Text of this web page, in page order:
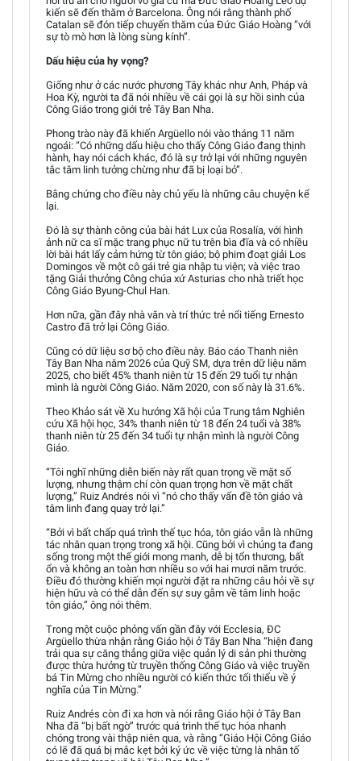
kiến sẽ đến thăm ở Barcelona. Ông nói rằng thành phố
Catalan sẽ đón tiếp chuyến thăm của Đức Giáo Hoàng “với
sự tò mò hơn là lòng sùng kính”.
Dấu hiệu của hy vọng?
Giống như ở các nước phương Tây khác như Anh, Pháp và
Hoa Kỳ, người ta đã nói nhiều về cái gọi là sự hồi sinh của
Công Giáo trong giới trẻ Tây Ban Nha.
Phong trào này đã khiến Argüello nói vào tháng 11 năm
ngoái: “Có những dấu hiệu cho thấy Công Giáo đang thịnh
hành, hay nói cách khác, đó là sự trở lại với những nguyên
tắc tâm linh tưởng chừng như đã bị loại bỏ”.
Bằng chứng cho điều này chủ yếu là những câu chuyện kể
lại.
Đó là sự thành công của bài hát Lux của Rosalía, với hình
ảnh nữ ca sĩ mặc trang phục nữ tu trên bìa đĩa và có nhiều
lời bài hát lấy cảm hứng từ tôn giáo; bộ phim đoạt giải Los
Domingos về một cô gái trẻ gia nhập tu viện; và việc trao
tặng Giải thưởng Công chúa xứ Asturias cho nhà triết học
Công Giáo Byung-Chul Han.
Hơn nữa, gần đây nhà văn và trí thức trẻ nổi tiếng Ernesto
Castro đã trở lại Công Giáo.
Cũng có dữ liệu sơ bộ cho điều này. Báo cáo Thanh niên
Tây Ban Nha năm 2026 của Quỹ SM, dựa trên dữ liệu năm
2025, cho biết 45% thanh niên từ 15 đến 29 tuổi tự nhận
mình là người Công Giáo. Năm 2020, con số này là 31.6%.
Theo Khảo sát về Xu hướng Xã hội của Trung tâm Nghiên
cứu Xã hội học, 34% thanh niên từ 18 đến 24 tuổi và 38%
thanh niên từ 25 đến 34 tuổi tự nhận mình là người Công
Giáo.
“Tôi nghĩ những diễn biến này rất quan trọng về mặt số
lượng, nhưng thậm chí còn quan trọng hơn về mặt chất
lượng,” Ruiz Andrés nói vì “nó cho thấy vấn đề tôn giáo và
tâm linh đang quay trở lại.”
“Bởi vì bất chấp quá trình thế tục hóa, tôn giáo vẫn là những
tác nhân quan trọng trong xã hội. Cũng bởi vì chúng ta đang
sống trong một thế giới mong manh, dễ bị tổn thương, bất
ổn và không an toàn hơn nhiều so với hai mươi năm trước.
Điều đó thường khiến mọi người đặt ra những câu hỏi về sự
hiện hữu và có thể dẫn đến sự suy gẫm về tâm linh hoặc
tôn giáo,” ông nói thêm.
Trong một cuộc phỏng vấn gần đây với Ecclesia, ĐC
Argüello thừa nhận rằng Giáo hội ở Tây Ban Nha “hiện đang
trải qua sự căng thẳng giữa việc quản lý di sản phi thường
được thừa hưởng từ truyền thống Công Giáo và việc truyền
bá Tin Mừng cho nhiều người có kiến thức tối thiểu về ý
nghĩa của Tin Mừng.”
Ruiz Andrés còn đi xa hơn và nói rằng Giáo hội ở Tây Ban
Nha đã “bị bất ngờ” trước quá trình thế tục hóa nhanh
chóng trong vài thập niên qua, và rằng “Giáo Hội Công Giáo
có lẽ đã quá bị mắc kẹt bởi ký ức về việc từng là nhân tố